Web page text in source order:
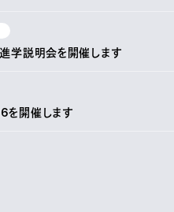
学説明会を開催します
を開催します